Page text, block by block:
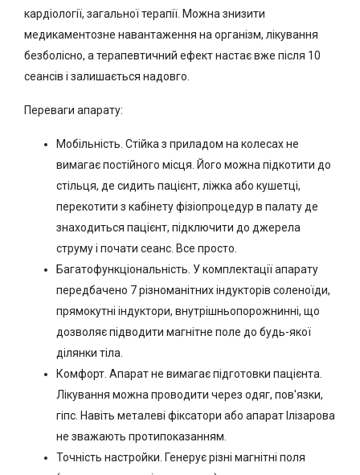
кардіології, загальної терапії. Можна знизити
медикаментозне навантаження на організм, лікування
безболісно, ​​а терапевтичний ефект настає вже після 10
сеансів і залишається надовго.
Переваги апарату:
Мобільність. Стійка з приладом на колесах не
вимагає постійного місця. Його можна підкотити до
стільця, де сидить пацієнт, ліжка або кушетці,
перекотити з кабінету фізіопроцедур в палату де
знаходиться пацієнт, підключити до джерела
струму і почати сеанс. Все просто.
Багатофункціональність. У комплектації апарату
передбачено 7 різноманітних індукторів соленоїди,
прямокутні індуктори, внутрішньопорожнинні, що
дозволяє підводити магнітне поле до будь-якої
ділянки тіла.
Комфорт. Апарат не вимагає підготовки пацієнта.
Лікування можна проводити через одяг, пов'язки,
гіпс. Навіть металеві фіксатори або апарат Ілізарова
не зважають протипоказанням.
Точність настройки. Генерує різні магнітні поля